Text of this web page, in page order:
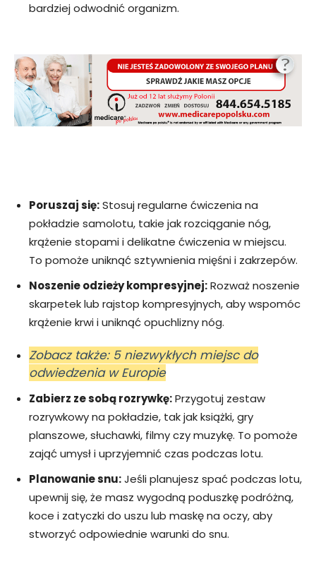
bardziej odwodnić organizm.
Poruszaj się:Stosuj regularne ćwiczenia na
pokładzie samolotu, takie jak rozciąganie nóg,
krążenie stopami i delikatne ćwiczenia w miejscu.
To pomoże uniknąć sztywnienia mięśni i zakrzepów.
Noszenie odzieży kompresyjnej:Rozważ noszenie
skarpetek lub rajstop kompresyjnych, aby wspomóc
krążenie krwi i uniknąć opuchlizny nóg.
Zobacz także: 5 niezwykłych miejsc do
odwiedzenia w Europie
Zabierz ze sobą rozrywkę:Przygotuj zestaw
rozrywkowy na pokładzie, tak jak książki, gry
planszowe, słuchawki, filmy czy muzykę. To pomoże
zająć umysł i uprzyjemnić czas podczas lotu.
Planowanie snu:Jeśli planujesz spać podczas lotu,
upewnij się, że masz wygodną poduszkę podróżną,
koce i zatyczki do uszu lub maskę na oczy, aby
stworzyć odpowiednie warunki do snu.